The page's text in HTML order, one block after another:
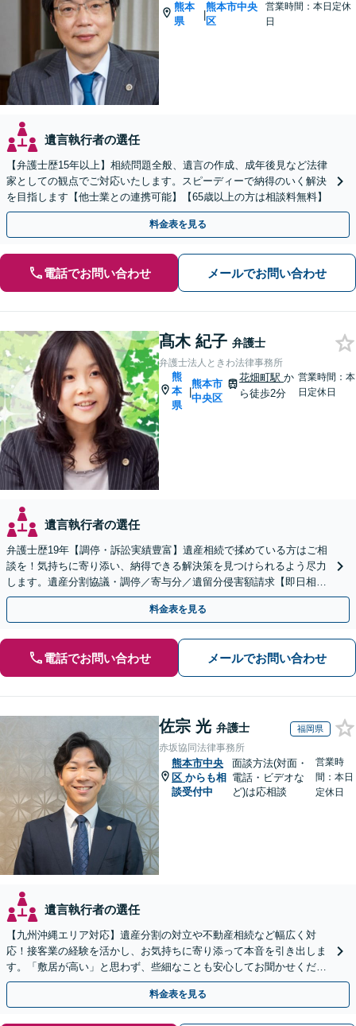
熊本
県
|
熊本市中央
区
営業時間：本日定休
日
遺言執行者の選任
【弁護士歴15年以上】相続問題全般、遺言の作成、成年後見など法律
家としての観点でご対応いたします。スピーディーで納得のいく解決
を目指します【他士業との連携可能】【65歳以上の方は相談料無料】
料金表を見る
電話でお問い合わせ メールでお問い合わせ
髙木 紀子 弁護士
弁護士法人ときわ法律事務所
熊
本
県
|
熊本市
中央区
花畑町駅か
ら徒歩2分
営業時間：本
日定休日
遺言執行者の選任
弁護士歴19年【調停・訴訟実績豊富】遺産相続で揉めている方はご相
談を！気持ちに寄り添い、納得できる解決策を見つけられるよう尽力
します。遺産分割協議・調停／寄与分／遺留分侵害額請求【即日相談
可】【初回相談無料】【オンライン相談可】
料金表を見る
電話でお問い合わせ メールでお問い合わせ
佐宗 光 弁護士 福岡県
赤坂協同法律事務所
熊本市中央
区 からも相
談受付中
面談方法(対面・
電話・ビデオな
ど)は応相談
営業時
間：本日
定休日
遺言執行者の選任
【九州沖縄エリア対応】遺産分割の対立や不動産相続など幅広く対
応！接客業の経験を活かし、お気持ちに寄り添って本音を引き出しま
す。「敷居が高い」と思わず、些細なことも安心してお聞かせくださ
い【初回相談無料】【夜間・休日相談可】
料金表を見る